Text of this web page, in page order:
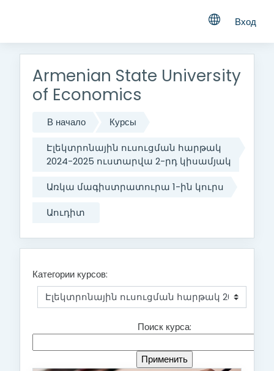
Вход
Armenian State University
of Economics
В начало
Курсы
Էլեկտրոնային ուսուցման հարթակ
2024-2025 ուստարվա 2-րդ կիսամյակ
Առկա մագիստրատուրա 1-ին կուրս
Աուդիտ
Категории курсов: